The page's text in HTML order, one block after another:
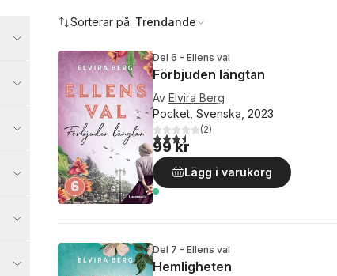
Sorterar på: Trendande
Del 6 - Ellens val
Förbjuden längtan
Av Elvira Berg
Pocket, Svenska, 2023
3,5utav 5 stjärnor. Totalt antal röster:
(2)
99 kr
Lägg i varukorg
Del 7 - Ellens val
Hemligheten